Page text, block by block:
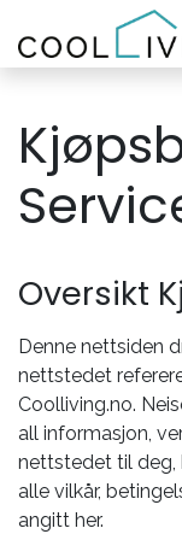
Skip to Content
Oversikt
Denne nettsiden
nettstedet
Coolliving.no.
all informasjon,
nettstedet til deg,
alle vilkår,
angitt her.